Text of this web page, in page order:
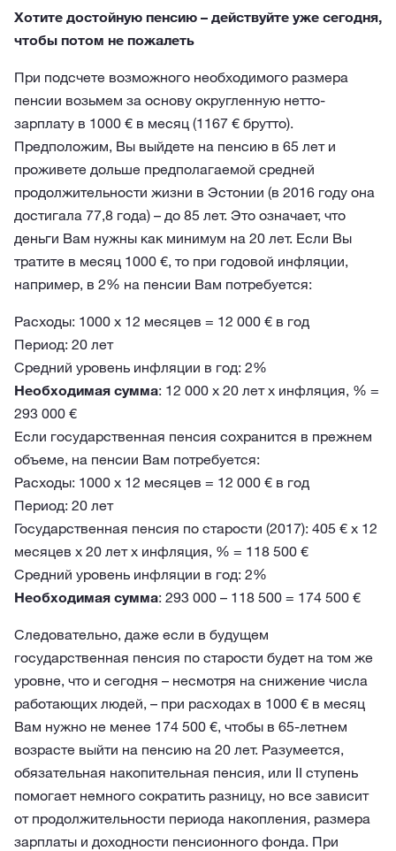
Хотите достойную пенсию – действуйте уже сегодня,
чтобы потом не пожалеть
При подсчете возможного необходимого размера
пенсии возьмем за основу округленную нетто-
зарплату в 1000 € в месяц (1167 € брутто).
Предположим, Вы выйдете на пенсию в 65 лет и
проживете дольше предполагаемой средней
продолжительности жизни в Эстонии (в 2016 году она
достигала 77,8 года) – до 85 лет. Это означает, что
деньги Вам нужны как минимум на 20 лет. Если Вы
тратите в месяц 1000 €, то при годовой инфляции,
например, в 2% на пенсии Вам потребуется:
Расходы: 1000 x 12 месяцев = 12 000 € в год
Период: 20 лет
Средний уровень инфляции в год: 2%
Необходимая сумма: 12 000 x 20 лет x инфляция, % =
293 000 €
Если государственная пенсия сохранится в прежнем
объеме, на пенсии Вам потребуется:
Расходы: 1000 x 12 месяцев = 12 000 € в год
Период: 20 лет
Государственная пенсия по старости (2017): 405 € x 12
месяцев x 20 лет x инфляция, % = 118 500 €
Средний уровень инфляции в год: 2%
Необходимая сумма: 293 000 – 118 500 = 174 500 €
Следовательно, даже если в будущем
государственная пенсия по старости будет на том же
уровне, что и сегодня – несмотря на снижение числа
работающих людей, – при расходах в 1000 € в месяц
Вам нужно не менее 174 500 €, чтобы в 65-летнем
возрасте выйти на пенсию на 20 лет. Разумеется,
обязательная накопительная пенсия, или II ступень
помогает немного сократить разницу, но все зависит
от продолжительности периода накопления, размера
зарплаты и доходности пенсионного фонда. При